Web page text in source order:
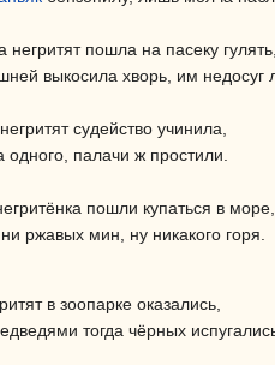
негритят пошла на пасеку гулять,
выкосила хворь, им недосуг
судейство учинила,
одного, палачи ж простили.
пошли купаться в море,
ржавых мин, ну никакого горя.
в зоопарке оказались,
тогда чёрных